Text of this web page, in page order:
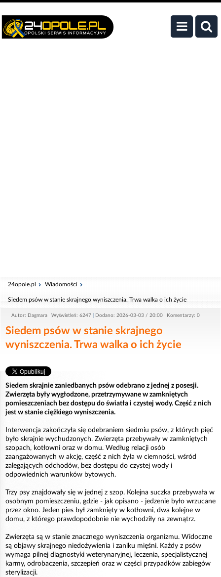
24opole.pl Wiadomości
Siedem psów w stanie skrajnego wyniszczenia. Trwa walka o ich życie
Autor: Dagmara Wyświetleń: 6247 Dodano: 2026-03-03 / 20:00 Komentarzy: 0
Siedem psów w stanie skrajnego
wyniszczenia. Trwa walka o ich życie
Siedem skrajnie zaniedbanych psów odebrano z jednej z posesji.
Zwierzęta były wygłodzone, przetrzymywane w zamkniętych
pomieszczeniach bez dostępu do światła i czystej wody. Część z nich
jest w stanie ciężkiego wyniszczenia.
Interwencja zakończyła się odebraniem siedmiu psów, z których pięć
było skrajnie wychudzonych. Zwierzęta przebywały w zamkniętych
szopach, kotłowni oraz w domu. Według relacji osób
zaangażowanych w akcję, część z nich żyła w ciemności, wśród
zalegających odchodów, bez dostępu do czystej wody i
odpowiednich warunków bytowych.
Trzy psy znajdowały się w jednej z szop. Kolejna suczka przebywała w
osobnym pomieszczeniu, gdzie - jak opisano - jedzenie było wrzucane
przez okno. Jeden pies był zamknięty w kotłowni, dwa kolejne w
domu, z którego prawdopodobnie nie wychodziły na zewnątrz.
Zwierzęta są w stanie znacznego wyniszczenia organizmu. Widoczne
są objawy skrajnego niedożywienia i zaniku mięśni. Każdy z psów
wymaga pilnej diagnostyki weterynaryjnej, leczenia, specjalistycznej
karmy, odrobaczenia, szczepień oraz w części przypadków zabiegów
sterylizacji.